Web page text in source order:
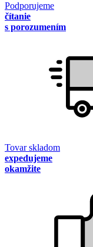
Podporujeme
čítanie
s porozumením
Tovar skladom
expedujeme
okamžite